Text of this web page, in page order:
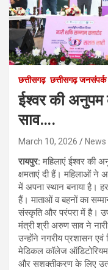
छत्तीसगढ़ छत्तीसगढ़ जनसंपर्क
ईश्वर की
साव….
March 10, 2026
रायपुर:महिलाएं ईश्वर की
क्षमताएं दी हैं। महिलाओं ने
में अपना स्थान बनाया है।
हैं। माताओं व बहनों का
संस्कृति और परंपरा में है।
मंत्री श्री अरुण साव ने
उन्होंने नगरीय प्रशासन एवं
मेडिकल कॉलेज ऑडिटोरियम
और सशक्तीकरण के लिए